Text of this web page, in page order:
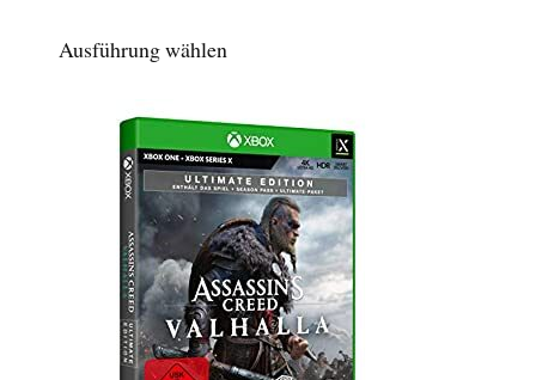
Ausführung wählen